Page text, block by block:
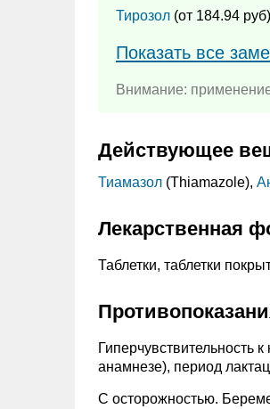
Тирозол (от 184.94
Показать все
Внимание:
Действующее
Тиамазол (Thiamazole),
Лекарственная
Таблетки, таблетки
Гиперчувствительность
анамнезе), период
C осторожностью.